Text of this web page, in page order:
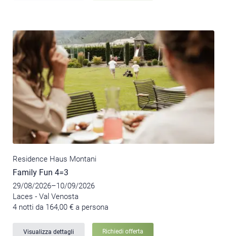
Residence Haus Montani
Family Fun 4=3
29/08/2026–10/09/2026
Laces - Val Venosta
4 notti da 164,00 € a persona
Visualizza dettagli Richiedi offerta